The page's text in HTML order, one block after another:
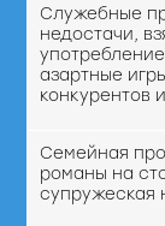
Служебные
недостачи,
употребление
азартные
конкурентов
Семейная
романы на
супружеская